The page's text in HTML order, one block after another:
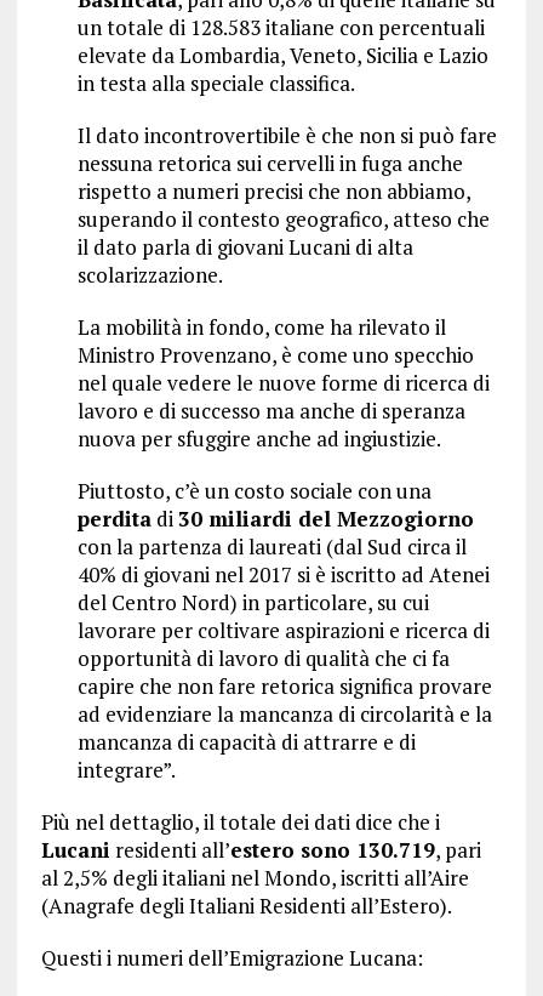
un totale di 128.583 italiane con percentuali
elevate da Lombardia, Veneto, Sicilia e Lazio
in testa alla speciale classifica.
Il dato incontrovertibile è che non si può fare
nessuna retorica sui cervelli in fuga anche
rispetto a numeri precisi che non abbiamo,
superando il contesto geografico, atteso che
il dato parla di giovani Lucani di alta
scolarizzazione.
La mobilità in fondo, come ha rilevato il
Ministro Provenzano, è come uno specchio
nel quale vedere le nuove forme di ricerca di
lavoro e di successo ma anche di speranza
nuova per sfuggire anche ad ingiustizie.
Piuttosto, c’è un costo sociale con una
perditadi30 miliardi del Mezzogiorno
con la partenza di laureati (dal Sud circa il
40% di giovani nel 2017 si è iscritto ad Atenei
del Centro Nord) in particolare, su cui
lavorare per coltivare aspirazioni e ricerca di
opportunità di lavoro di qualità che ci fa
capire che non fare retorica significa provare
ad evidenziare la mancanza di circolarità e la
mancanza di capacità di attrarre e di
integrare”.
Più nel dettaglio, il totale dei dati dice che i
Lucani residenti all’estero sono 130.719, pari
al 2,5% degli italiani nel Mondo, iscritti all’Aire
(Anagrafe degli Italiani Residenti all’Estero).
Questi i numeri dell’Emigrazione Lucana: